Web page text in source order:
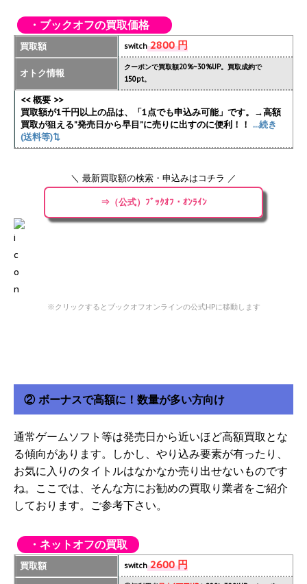
・ブックオフの買取価格
買取額 switch2800 円
オトク情報
クーポンで買取額20%~30%UP。買取成約で
150pt。
<< 概要 >>
買取額が1千円以上の品は、「1点でも申込み可能」です。→高額
買取が狙える”発売日から早目”に売りに出すのに便利！！ ...続き
(送料等)⇅
＼ 最新買取額の検索・申込みはコチラ ／
⇒（公式）ﾌﾞｯｸｵﾌ・ｵﾝﾗｲﾝ
※クリックするとブックオフオンラインの公式HPに移動します
② ボーナスで高額に！数量が多い方向け
通常ゲームソフト等は発売日から近いほど高額買取とな
る傾向があります。しかし、やり込み要素が有ったり、
お気に入りのタイトルはなかなか売り出せないものです
ね。ここでは、そんな方にお勧めの買取り業者をご紹介
しております。ご参考下さい。
・ネットオフの買取
買取額 switch2600 円